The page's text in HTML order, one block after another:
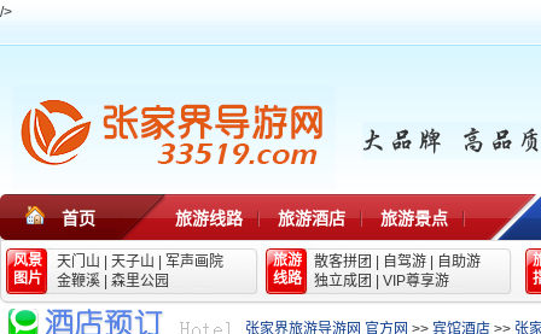
/>
首页 旅游线路 旅游酒店 旅游景点
风景
图片
天门山 天子山
军声画院
金鞭溪
森里公园
旅游
线路
散客拼团 自驾游
自助游
独立成团
VIP尊享游
张家界旅游导游网 官方网 >> 宾馆酒店 >> 张